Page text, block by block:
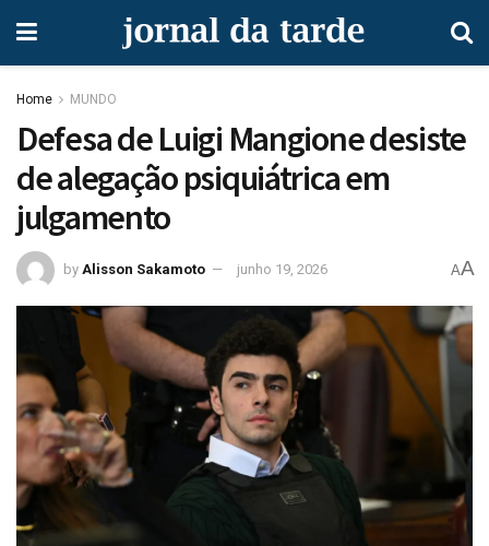
Home MUNDO
Defesa de Luigi Mangione desiste
de alegação psiquiátrica em
julgamento
by Alisson Sakamoto junho 19, 2026 AA